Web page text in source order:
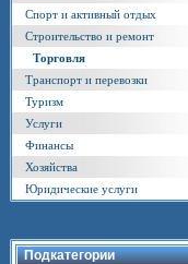
Спорт и активный отдых
Строительство и ремонт
Торговля
Транспорт и перевозки
Туризм
Услуги
Финансы
Хозяйства
Юридические услуги
Подкатегории